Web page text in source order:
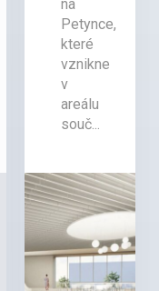
na
Petynce,
které
vznikne
v
areálu
souč...